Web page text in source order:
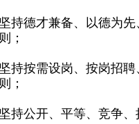
德才兼备、以德为先
；
按需设岗、按岗招聘
；
公开、平等、竞争、